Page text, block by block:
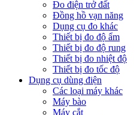
Đo điện trở đất
Đồng hồ vạn năng
Dụng cụ đo khác
Thiết bị đo độ ẩm
Thiết bị đo độ rung
Thiết bị đo nhiệt độ
Thiết bị đo tốc độ
Dụng cụ dùng điện
Các loại máy khác
Máy bào
Máy cắt